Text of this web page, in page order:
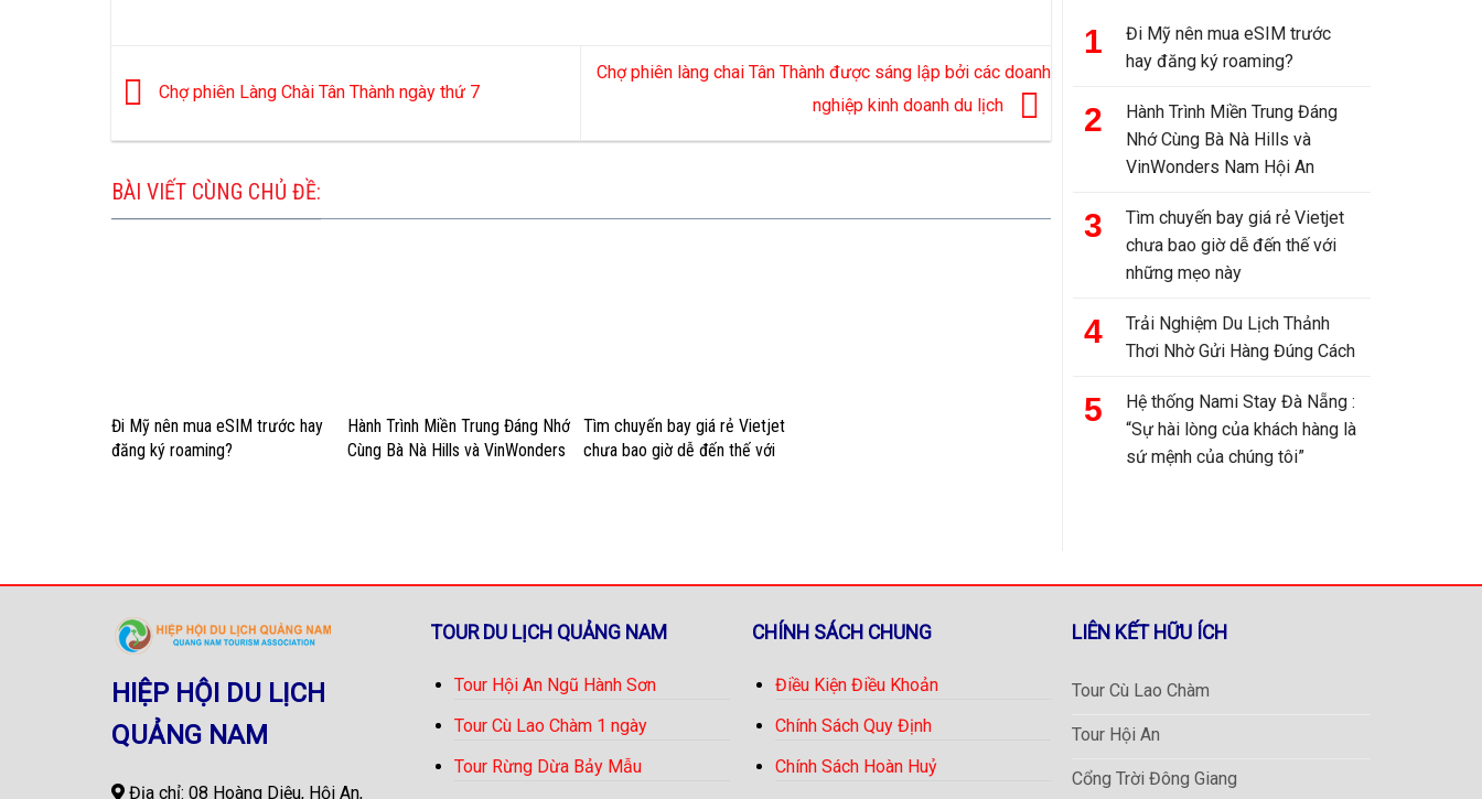
Chợ phiên Làng Chài Tân Thành ngày thứ 7
Chợ phiên làng chai Tân Thành được sáng lập bởi các doanh
nghiệp kinh doanh du lịch
BÀI VIẾT CÙNG CHỦ ĐỀ:
Đi Mỹ nên mua eSIM trước hay
đăng ký roaming?
Hành Trình Miền Trung Đáng Nhớ
Cùng Bà Nà Hills và VinWonders
Tìm chuyến bay giá rẻ Vietjet
chưa bao giờ dễ đến thế với
Đi Mỹ nên mua eSIM trước
hay đăng ký roaming?
Hành Trình Miền Trung Đáng
Nhớ Cùng Bà Nà Hills và
VinWonders Nam Hội An
Tìm chuyến bay giá rẻ Vietjet
chưa bao giờ dễ đến thế với
những mẹo này
Trải Nghiệm Du Lịch Thảnh
Thơi Nhờ Gửi Hàng Đúng Cách
Hệ thống Nami Stay Đà Nẵng :
“Sự hài lòng của khách hàng là
sứ mệnh của chúng tôi”
HIỆP HỘI DU LỊCH
QUẢNG NAM
Địa chỉ: 08 Hoàng Diệu, Hội An,
TOUR DU LỊCH QUẢNG NAM
Tour Hội An Ngũ Hành Sơn
Tour Cù Lao Chàm 1 ngày
Tour Rừng Dừa Bảy Mẫu
CHÍNH SÁCH CHUNG
Điều Kiện Điều Khoản
Chính Sách Quy Định
Chính Sách Hoàn Huỷ
LIÊN KẾT HỮU ÍCH
Tour Cù Lao Chàm
Tour Hội An
Cổng Trời Đông Giang